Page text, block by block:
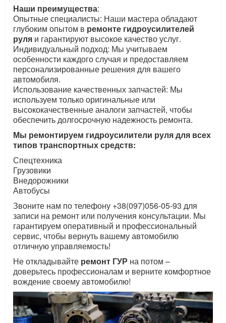
Наши преимущества:
Опытные специалисты: Наши мастера обладают
глубоким опытом в ремонте гидроусилителей
руля и гарантируют высокое качество услуг.
Индивидуальный подход: Мы учитываем
особенности каждого случая и предоставляем
персонализированные решения для вашего
автомобиля.
Использование качественных запчастей: Мы
используем только оригинальные или
высококачественные аналоги запчастей, чтобы
обеспечить долгосрочную надежность ремонта.
Мы ремонтируем гидроусилители руля для всех
типов транспортных средств:
Спецтехника
Грузовики
Внедорожники
Автобусы
Звоните нам по телефону +38(097)056-05-93 для
записи на ремонт или получения консультации. Мы
гарантируем оперативный и профессиональный
сервис, чтобы вернуть вашему автомобилю
отличную управляемость!
Не откладывайте ремонт ГУР на потом –
доверьтесь профессионалам и верните комфортное
вождение своему автомобилю!